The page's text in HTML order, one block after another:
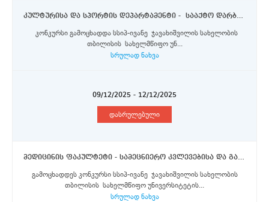
კულტურისა და სპორტის დეპარტამენტი - სააქტო დარბაზის (I კორპუსი) ადმინისტრატორი - შტატგარეშე პოზიცია
კონკურსი გამოცხადდა სსიპ-ივანე ჯავახიშვილის სახელობის
თბილისის სახელმწიფო უნ...
სრულად ნახვა
09/12/2025 - 12/12/2025
დასრულებული
მედიცინის ფაკულტეტი - სამეცნიერო კვლევებისა და განვითარების სამსახურის წამყვანი სპეციალისტი (შტატგარეშე)
გამოცხადდეს კონკურსი სსიპ-ივანე ჯავახიშვილის სახელობის
თბილისის სახელმწიფო უნივერსიტეტის...
სრულად ნახვა